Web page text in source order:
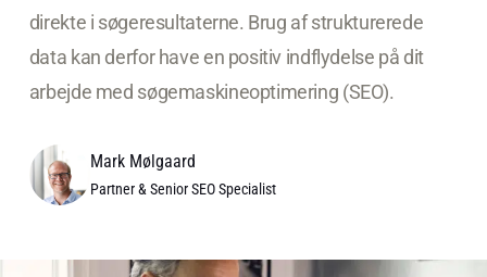
direkte i søgeresultaterne. Brug af strukturerede
data kan derfor have en positiv indflydelse på dit
arbejde med søgemaskineoptimering (SEO).
Mark Mølgaard
Partner & Senior SEO Specialist